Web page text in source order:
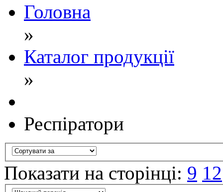
Головна
»
Каталог продукції
»
Респіратори
Показати на сторінці: 9 12